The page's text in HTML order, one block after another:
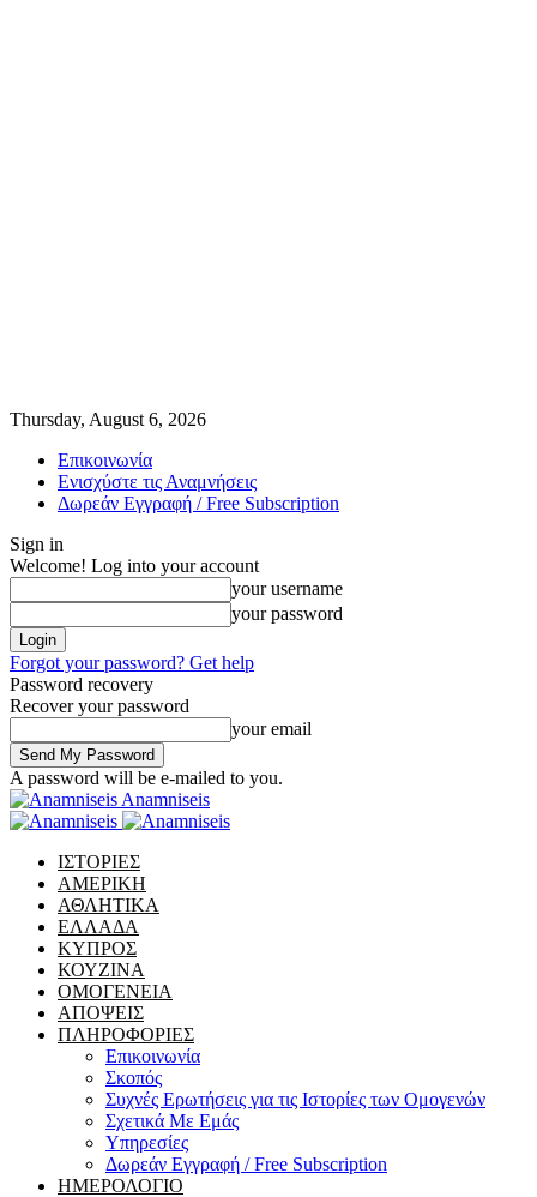
Thursday, August 6, 2026
Επικοινωνία
Ενισχύστε τις Αναμνήσεις
Δωρεάν Εγγραφή / Free Subscription
Sign in
Welcome! Log into your account
your username
your password
Forgot your password? Get help
Password recovery
Recover your password
your email
A password will be e-mailed to you.
Anamniseis
ΙΣΤΟΡΙΕΣ
ΑΜΕΡΙΚΗ
ΑΘΛΗΤΙΚΑ
ΕΛΛΑΔΑ
ΚΥΠΡΟΣ
ΚΟΥΖΙΝΑ
ΟΜΟΓΕΝΕΙΑ
ΑΠΟΨΕΙΣ
ΠΛΗΡΟΦΟΡΙΕΣ
Επικοινωνία
Σκοπός
Συχνές Ερωτήσεις για τις Ιστορίες των Ομογενών
Σχετικά Με Εμάς
Υπηρεσίες
Δωρεάν Εγγραφή / Free Subscription
ΗΜΕΡΟΛΟΓΙΟ